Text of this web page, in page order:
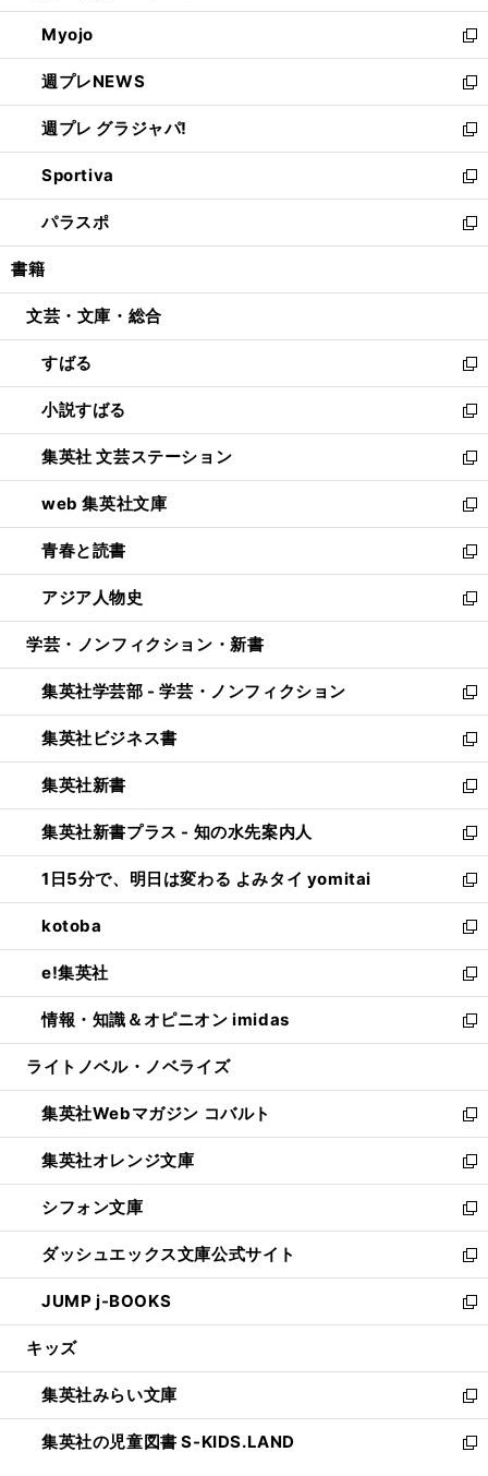
開
く
ウ
で
開
く
ン
ド
ウ
で
開
く
ウ
ィ
ン
ド
ウ
で
開
く
Myojo
新
し
い
ウ
ィ
ン
ド
ウ
で
開
週プレNEWS
新
し
い
ウ
ィ
ン
ド
ウ
開
週プレ グラジャパ!
新
し
い
ウ
ィ
ン
ウ
開
く
Sportiva
新
し
い
ウ
ン
ウ
で
開
く
パラスポ
新
し
ウ
ン
ド
ウ
で
開
く
書籍
文芸・文庫・総合
すばる
新
し
い
ウ
ィ
ン
ド
ウ
で
開
く
小説すばる
新
し
い
ウ
ィ
ン
ド
ウ
で
開
集英社 文芸ステーション
新
し
い
ウ
ィ
ン
ド
ウ
開
く
web 集英社文庫
新
し
い
ウ
ィ
ン
ウ
で
開
く
青春と読書
新
し
い
ウ
ン
ド
ウ
で
開
く
アジア人物史
新
し
ウ
ィ
ン
ド
ウ
で
開
く
学芸・ノンフィクション・新書
集英社学芸部 - 学芸・ノンフィクション
新
し
い
ウ
ィ
ン
ド
ウ
で
開
く
集英社ビジネス書
新
し
い
ウ
ィ
ン
ド
ウ
で
開
く
集英社新書
新
し
い
ウ
ィ
ン
ド
ウ
で
開
く
集英社新書プラス - 知の水先案内人
新
し
い
ウ
ィ
ン
ド
ウ
で
開
1日5分で、明日は変わる よみタイ yomitai
新
し
い
ウ
ィ
ン
ド
ウ
開
く
kotoba
新
し
い
ウ
ィ
ン
ウ
で
開
く
e!集英社
新
し
い
ウ
ン
ド
ウ
で
開
く
情報・知識＆オピニオン imidas
新
し
ウ
ィ
ン
ド
ウ
で
開
く
ライトノベル・ノベライズ
集英社Webマガジン コバルト
新
し
い
ウ
ィ
ン
ド
ウ
で
開
集英社オレンジ文庫
新
し
い
ウ
ィ
ン
ド
ウ
開
く
シフォン文庫
新
し
い
ウ
ィ
ン
ウ
で
開
く
ダッシュエックス文庫公式サイト
新
し
い
ウ
ン
ド
ウ
で
JUMP j-BOOKS
新
し
ウ
ィ
ン
ド
キッズ
集英社みらい文庫
新
し
い
集英社の児童図書 S-KIDS.LAND
新